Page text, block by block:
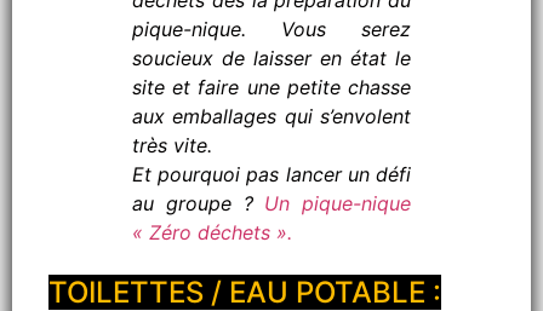
pique-nique. Vous serez
soucieux de laisser en état le
site et faire une petite chasse
aux emballages qui s’envolent
très vite.
Et pourquoi pas lancer un défi
au groupe ? Un pique-nique
« Zéro déchets ».
TOILETTES / EAU POTABLE :